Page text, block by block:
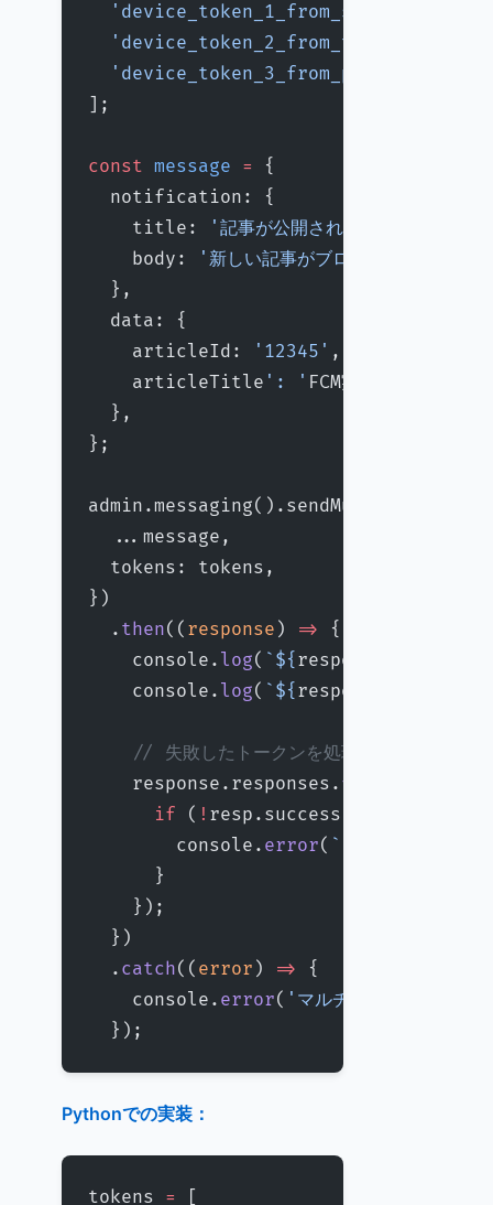
  'device_token_1_from_smartphone'
  'device_token_2_from_tablet'
  'device_token_3_from_pc'
];
const message = {
  notification: {
    title:
'記事が公開されました'
    body:
'新しい記事がブログに公開されま
  },
  data: {
    articleId:
'12345' ,
    articleTitle
': ' FCM実装ガイド
  },
};
admin.messaging().sendMulticast({
  ...message,
  tokens: tokens,
})
  .
then(( response ) => {
    console.
log( `${ response
    console.
log( `${ response
    // 失敗したトークンを処理
    response.responses.
forEach
      if
( ! resp.success) {
        console.
error( `トークン ${
      }
    });
  })
  .
catch(( error ) => {
    console.
error( 'マルチキャスト送信エ
  });
Pythonでの実装：
tokens = [